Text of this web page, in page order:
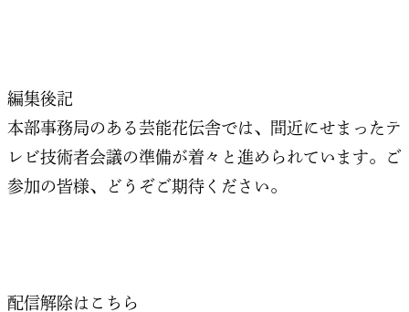
編集後記
本部事務局のある芸能花伝舎では、間近にせまったテ
レビ技術者会議の準備が着々と進められています。ご
参加の皆様、どうぞご期待ください。
配信解除はこちら